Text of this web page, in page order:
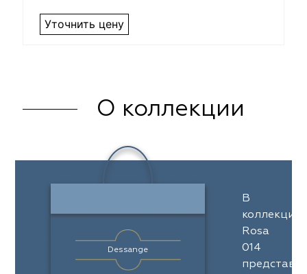
Уточнить цену
О коллекции
Dessange
В
коллекции
Rosa
014